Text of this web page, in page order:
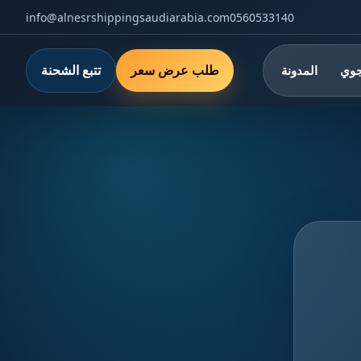
0560533140
info@alnesrshippingsaudiarabia.com
المدونة طلب عرض سعر تتبع الشحنة